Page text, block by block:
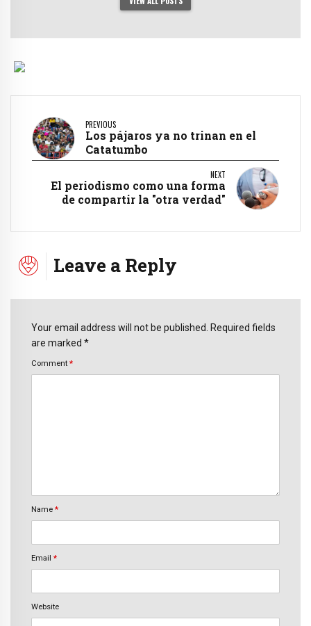
PREVIOUS
Los pájaros ya no trinan en el
Catatumbo
NEXT
El periodismo como una forma
de compartir la "otra verdad"
Leave a Reply
Your email address will not be published. Required fields
are marked *
Comment *
Name *
Email *
Website